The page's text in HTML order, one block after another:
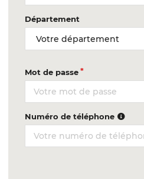
Département
Mot de passe
Numéro de téléphone